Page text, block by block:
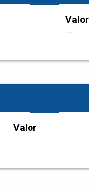
Valor
---
Valor
---